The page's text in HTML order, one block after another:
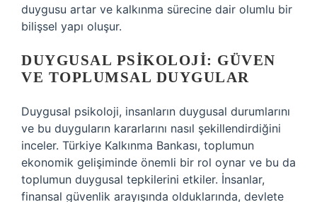
duygusu artar ve kalkınma sürecine dair olumlu bir
bilişsel yapı oluşur.
DUYGUSAL PSIKOLOJI: GÜVEN
VE TOPLUMSAL DUYGULAR
Duygusal psikoloji, insanların duygusal durumlarını
ve bu duyguların kararlarını nasıl şekillendirdiğini
inceler. Türkiye Kalkınma Bankası, toplumun
ekonomik gelişiminde önemli bir rol oynar ve bu da
toplumun duygusal tepkilerini etkiler. İnsanlar,
finansal güvenlik arayışında olduklarında, devlete